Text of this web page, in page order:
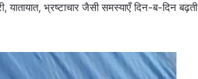
भ्रष्टाचार जैसी समस्याएँ दिन-ब-दिन बढ़ती